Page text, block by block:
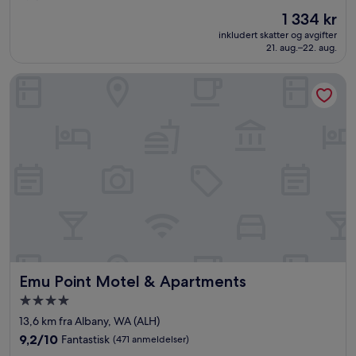
stjerner
Prisen
1 334 kr
1 334 kr
inkludert skatter og avgifter
21. aug.–22. aug.
Emu Point Motel & Apartments
Emu Point Motel & Apartments
Overnattingssted
med
4.0
13,6 km fra Albany, WA (ALH)
9.2
9,2/10 Fantastisk (471 anmeldelser)
Emu Point Motel & Apartments